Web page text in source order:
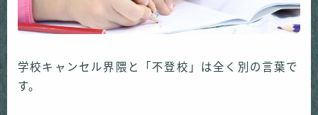
学校キャンセル界隈と「不登校」は全く別の言葉で
す。